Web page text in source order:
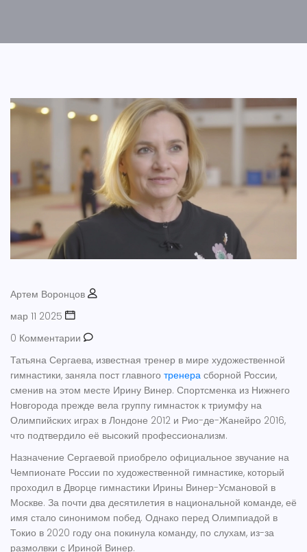
Артем Воронцов
мар 11 2025
0 Комментарии
Татьяна Сергаева, известная тренер в мире художественной
гимнастики, заняла пост главного тренера сборной России,
сменив на этом месте Ирину Винер. Спортсменка из Нижнего
Новгорода прежде вела группу гимнасток к триумфу на
Олимпийских играх в Лондоне 2012 и Рио-де-Жанейро 2016,
что подтвердило её высокий профессионализм.
Назначение Сергаевой приобрело официальное звучание на
Чемпионате России по художественной гимнастике, который
проходил в Дворце гимнастики Ирины Винер-Усмановой в
Москве. За почти два десятилетия в национальной команде, её
имя стало синонимом побед. Однако перед Олимпиадой в
Токио в 2020 году она покинула команду, по слухам, из-за
размолвки с Ириной Винер.